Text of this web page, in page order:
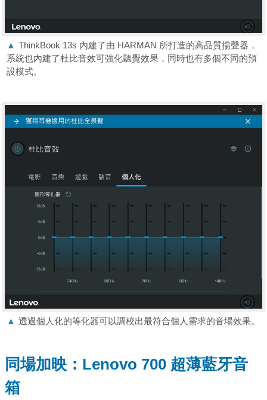
▲ ThinkBook 13s 內建了由 HARMAN 所打造的高品質揚聲器，
系統也內建了杜比音效可強化聽覺效果，同時也有多個不同的預
設模式。
▲ 透過個人化的等化器可以調校出最符合個人需求的音場效果。
同場加映：Lenovo 700 超薄藍牙音
箱